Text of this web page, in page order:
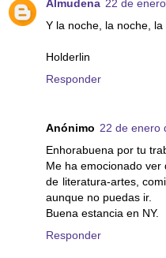
Almudena 22 de
Y la noche, la noche, la
Holderlin
Responder
Anónimo 22 de enero
Enhorabuena por tu
Me ha emocionado
de literatura-artes,
aunque no puedas ir.
Buena estancia en NY.
Responder